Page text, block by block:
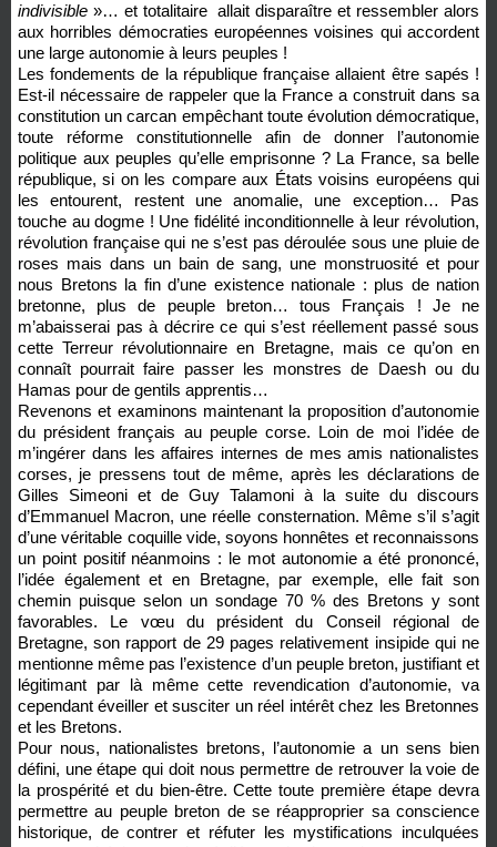
indivisible »… et totalitaire allait disparaître et ressembler alors
aux horribles démocraties européennes voisines qui accordent
une large autonomie à leurs peuples !
Les fondements de la république française allaient être sapés !
Est-il nécessaire de rappeler que la France a construit dans sa
constitution un carcan empêchant toute évolution démocratique,
toute réforme constitutionnelle afin de donner l’autonomie
politique aux peuples qu’elle emprisonne ? La France, sa belle
république, si on les compare aux États voisins européens qui
les entourent, restent une anomalie, une exception… Pas
touche au dogme ! Une fidélité inconditionnelle à leur révolution,
révolution française qui ne s’est pas déroulée sous une pluie de
roses mais dans un bain de sang, une monstruosité et pour
nous Bretons la fin d’une existence nationale : plus de nation
bretonne, plus de peuple breton… tous Français ! Je ne
m’abaisserai pas à décrire ce qui s’est réellement passé sous
cette Terreur révolutionnaire en Bretagne, mais ce qu’on en
connaît pourrait faire passer les monstres de Daesh ou du
Hamas pour de gentils apprentis…
Revenons et examinons maintenant la proposition d’autonomie
du président français au peuple corse. Loin de moi l’idée de
m’ingérer dans les affaires internes de mes amis nationalistes
corses, je pressens tout de même, après les déclarations de
Gilles Simeoni et de Guy Talamoni à la suite du discours
d’Emmanuel Macron, une réelle consternation. Même s’il s’agit
d’une véritable coquille vide, soyons honnêtes et reconnaissons
un point positif néanmoins : le mot autonomie a été prononcé,
l’idée également et en Bretagne, par exemple, elle fait son
chemin puisque selon un sondage 70 % des Bretons y sont
favorables. Le vœu du président du Conseil régional de
Bretagne, son rapport de 29 pages relativement insipide qui ne
mentionne même pas l’existence d’un peuple breton, justifiant et
légitimant par là même cette revendication d’autonomie, va
cependant éveiller et susciter un réel intérêt chez les Bretonnes
et les Bretons.
Pour nous, nationalistes bretons, l’autonomie a un sens bien
défini, une étape qui doit nous permettre de retrouver la voie de
la prospérité et du bien-être. Cette toute première étape devra
permettre au peuple breton de se réapproprier sa conscience
historique, de contrer et réfuter les mystifications inculquées